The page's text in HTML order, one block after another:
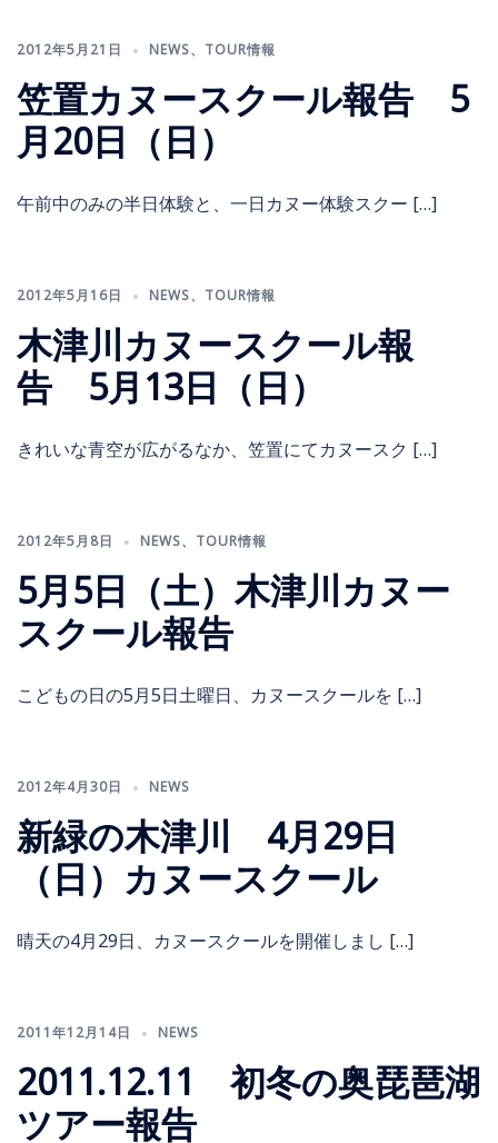
2012年5月21日 NEWS、 TOUR情報
笠置カヌースクール報告 5
月20日（日）
午前中のみの半日体験と、一日カヌー体験スクー […]
2012年5月16日 NEWS、 TOUR情報
木津川カヌースクール報
告 5月13日（日）
きれいな青空が広がるなか、笠置にてカヌースク […]
2012年5月8日 NEWS、 TOUR情報
5月5日（土）木津川カヌー
スクール報告
こどもの日の5月5日土曜日、カヌースクールを […]
2012年4月30日 NEWS
新緑の木津川 4月29日
（日）カヌースクール
晴天の4月29日、カヌースクールを開催しまし […]
2011年12月14日 NEWS
2011.12.11 初冬の奥琵琶湖
ツアー報告